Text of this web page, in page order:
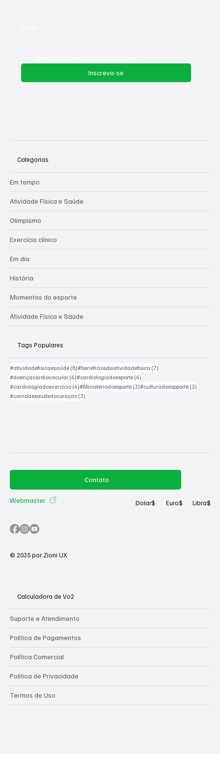
Inscreva-se
Categorias
Em tempo
Atividade Física e Saúde
Olimpismo
Exercício clínico
Em dia
História
Momentos do esporte
Atividade Física e Saúde
Tags Populares
#atividadefísicaesaúde (8)8 posts
#beneficiosdaatividadefísica (7)
#doençacardiovacular (4)4 posts
#cardiologiadoesporte (4)
#cardiologiadoexercício (4)4 posts
#Ministériodoesporte (3)3 posts
#culturadoespporte (3)
#corridaesaudedocoraçao (3)
Contato
Webmaster Dolar$ Euro$ Libra$
© 2035 por Zioni UX
Calculadora de Vo2
Suporte e Atendimento
Política de Pagamentos
Política Comercial
Política de Privacidade
Termos de Uso